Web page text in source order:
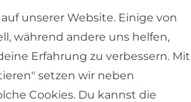
unserer Website. Einige von
während andere uns helfen,
Erfahrung zu verbessern. Mit
setzen wir neben
Cookies. Du kannst die